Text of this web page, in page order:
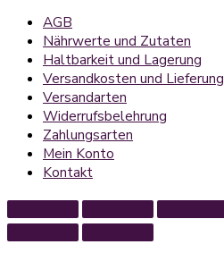
AGB
Nährwerte und Zutaten
Haltbarkeit und Lagerung
Versandkosten und Lieferung
Versandarten
Widerrufsbelehrung
Zahlungsarten
Mein Konto
Kontakt